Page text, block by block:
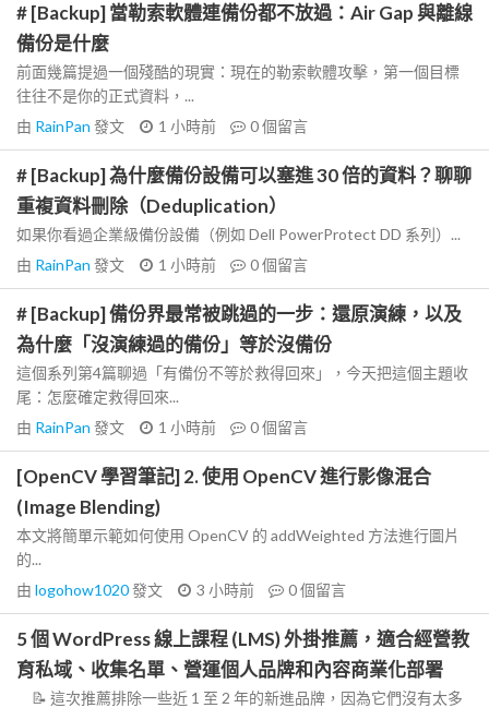
# [Backup] 當勒索軟體連備份都不放過：Air Gap 與離線
備份是什麼
前面幾篇提過一個殘酷的現實：現在的勒索軟體攻擊，第一個目標
往往不是你的正式資料，...
由 RainPan 發文 1 小時前 0個留言
# [Backup] 為什麼備份設備可以塞進 30 倍的資料？聊聊
重複資料刪除（Deduplication）
如果你看過企業級備份設備（例如 Dell PowerProtect DD 系列）...
由 RainPan 發文 1 小時前 0個留言
# [Backup] 備份界最常被跳過的一步：還原演練，以及
為什麼「沒演練過的備份」等於沒備份
這個系列第4篇聊過「有備份不等於救得回來」，今天把這個主題收
尾：怎麼確定救得回來...
由 RainPan 發文 1 小時前 0個留言
[OpenCV 學習筆記] 2. 使用 OpenCV 進行影像混合
(Image Blending)
本文將簡單示範如何使用 OpenCV 的 addWeighted 方法進行圖片
的...
由 logohow1020發文 3 小時前 0個留言
5 個 WordPress 線上課程 (LMS) 外掛推薦，適合經營教
育私域、收集名單、營運個人品牌和內容商業化部署
📝 這次推薦排除一些近 1 至 2 年的新進品牌，因為它們沒有太多